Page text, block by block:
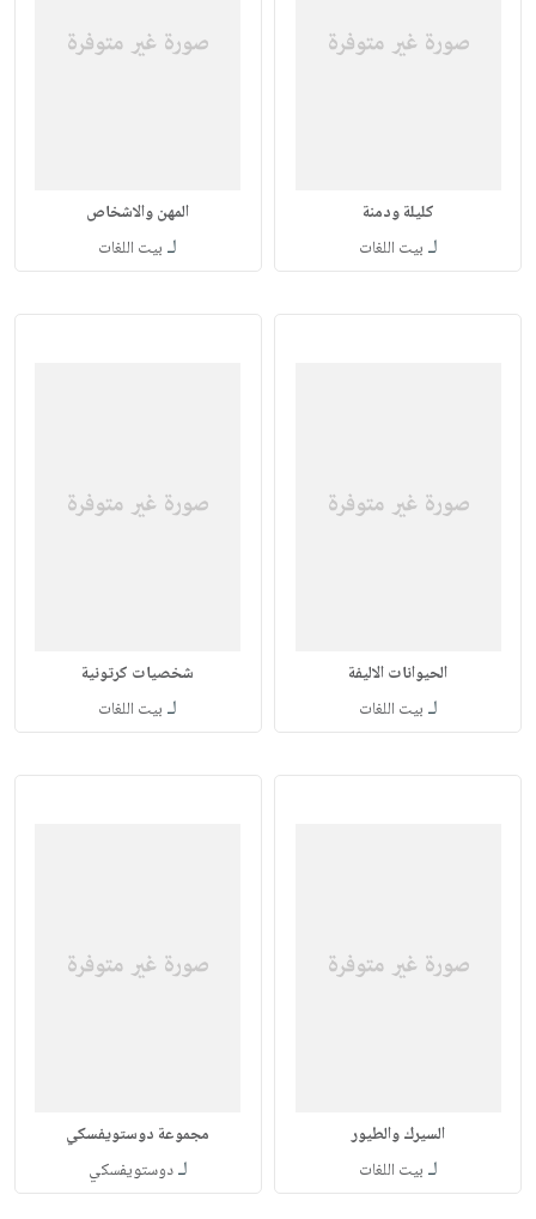
كليلة ودمنة
لـ بيت اللغات
المهن والاشخاص
لـ بيت اللغات
الحيوانات الاليفة
لـ بيت اللغات
شخصيات كرتونية
لـ بيت اللغات
السيرك والطيور
لـ بيت اللغات
مجموعة دوستويفسكي
لـدوستويفسكي